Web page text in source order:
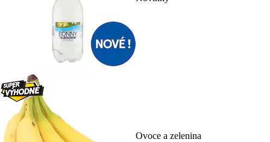
Ovoce a zelenina